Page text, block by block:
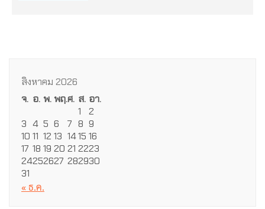
สิงหาคม 2026
จ. อ. พ.พฤ.ศ. ส. อา.
1
2
3 4 5 6 7 8 9
10 11 12 13 1415 16
17 18 19 20 21 2223
24252627 282930
31
« ธ.ค.